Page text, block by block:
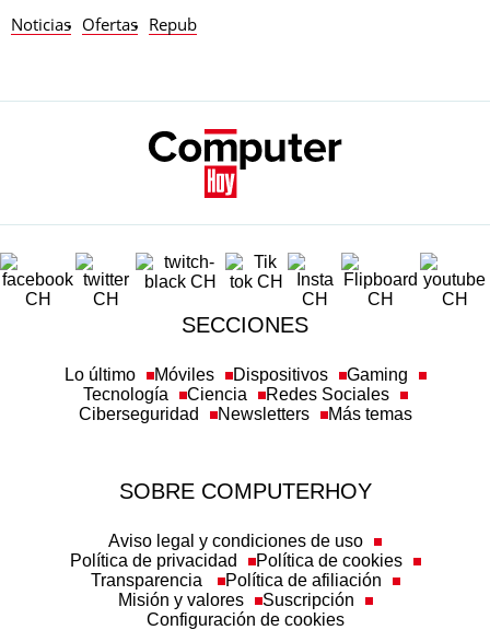
Noticias Ofertas Repub
SECCIONES
Lo último Móviles Dispositivos
Gaming
Tecnología
Ciencia
Redes Sociales
Ciberseguridad
Newsletters Más temas
SOBRE COMPUTERHOY
Aviso legal y condiciones de uso
Política de privacidad
Política de cookies
Transparencia
Política de afiliación
Misión y valores
Suscripción
Configuración de cookies